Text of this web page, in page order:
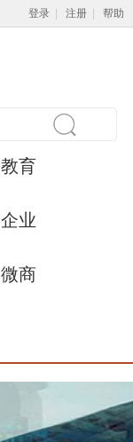
登录 注册 帮助
教育
企业
微商